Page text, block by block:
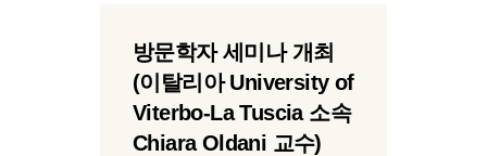
방문학자 세미나 개최
(이탈리아 University of
Viterbo-La Tuscia 소속
Chiara Oldani 교수)